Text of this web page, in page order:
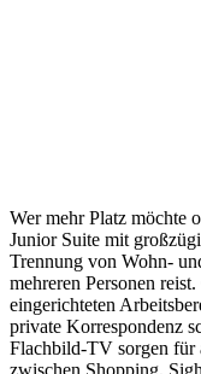
Wer mehr Platz möchte
Junior Suite mit
Trennung von Wohn-
mehreren Personen
eingerichteten
private Korrespondenz
Flachbild-TV sorgen für
zwischen Shopping,